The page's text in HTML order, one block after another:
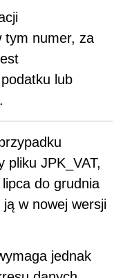
tym numer, za
lub
pliku JPK_VAT,
do grudnia
w nowej wersji
jednak